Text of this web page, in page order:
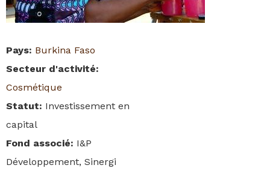
Pays: Burkina Faso
Secteur d'activité:
Cosmétique
Statut: Investissement en
capital
Fond associé: I&P
Développement, Sinergi